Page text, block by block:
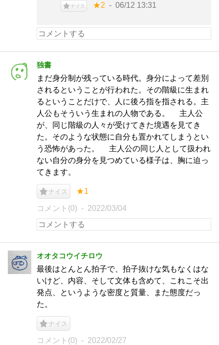
ナイス ★2 06/12 13:31
独書
まだ身分制が残っている時代。身分によって差別
されるということが行われた。その階級に生まれ
るということだけで、人に後ろ指を指される。主
人公もそういう生まれの人物である。 主人公
が、同じ階級の人々が受けてきた境遇を見てき
た。そのような状態に自分も置かれてしまうとい
う恐怖があった。 主人公の同じ人として扱われ
ない自分の身分を見つめている様子は、胸に迫っ
てきます。
ナイス ★1
コメント(0) 2022/03/04
オオタコウイチロウ
最後はとんとん拍子で、拍子抜けな気もなくはな
いけど、内容、そして文体も含めて、これこそ出
発点、というような密度と質量、また態度だっ
た。
ナイス
コメント(0) 2022/02/27